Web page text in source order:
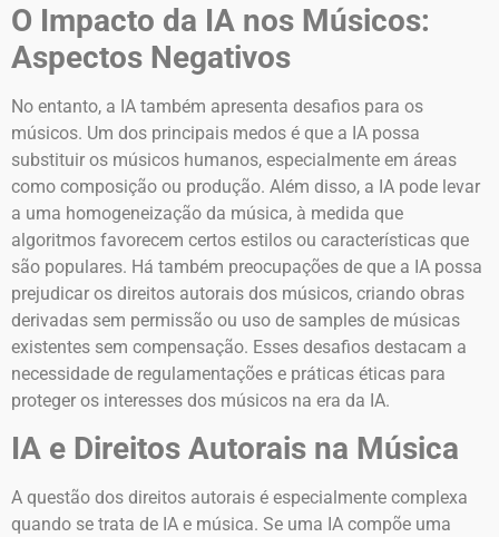
O Impacto da IA nos Músicos:
Aspectos Negativos
No entanto, a IA também apresenta desafios para os
músicos. Um dos principais medos é que a IA possa
substituir os músicos humanos, especialmente em áreas
como composição ou produção. Além disso, a IA pode levar
a uma homogeneização da música, à medida que
algoritmos favorecem certos estilos ou características que
são populares. Há também preocupações de que a IA possa
prejudicar os direitos autorais dos músicos, criando obras
derivadas sem permissão ou uso de samples de músicas
existentes sem compensação. Esses desafios destacam a
necessidade de regulamentações e práticas éticas para
proteger os interesses dos músicos na era da IA.
IA e Direitos Autorais na Música
A questão dos direitos autorais é especialmente complexa
quando se trata de IA e música. Se uma IA compõe uma